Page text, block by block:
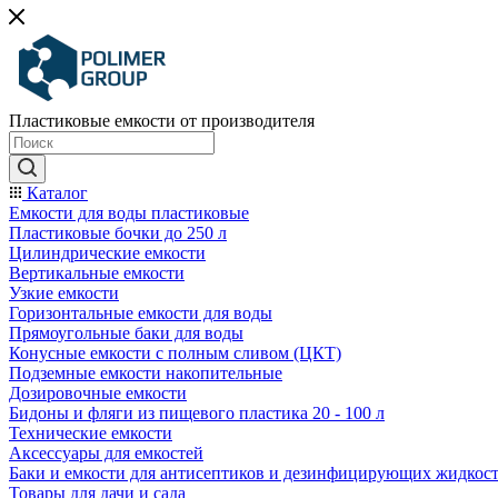
Пластиковые емкости от производителя
Каталог
Емкости для воды пластиковые
Пластиковые бочки до 250 л
Цилиндрические емкости
Вертикальные емкости
Узкие емкости
Горизонтальные емкости для воды
Прямоугольные баки для воды
Конусные емкости с полным сливом (ЦКТ)
Подземные емкости накопительные
Дозировочные емкости
Бидоны и фляги из пищевого пластика 20 - 100 л
Технические емкости
Аксессуары для емкостей
Баки и емкости для антисептиков и дезинфицирующих
Товары для дачи и сада